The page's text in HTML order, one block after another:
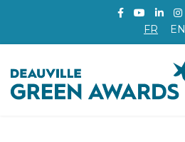
FR EN